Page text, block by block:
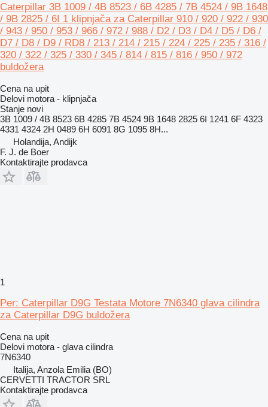
Caterpillar 3B 1009 / 4B 8523 / 6B 4285 / 7B 4524 / 9B 1648
/ 9B 2825 / 6I 1 klipnjača za Caterpillar 910 / 920 / 922 / 930
/ 943 / 950 / 953 / 966 / 972 / 988 / D2 / D3 / D4 / D5 / D6 /
D7 / D8 / D9 / RD8 / 213 / 214 / 215 / 224 / 225 / 235 / 316 /
320 / 322 / 325 / 330 / 345 / 814 / 815 / 816 / 950 / 972
buldožera
Cena na upit
Delovi motora - klipnjača
Stanje novi
3B 1009 / 4B 8523 6B 4285 7B 4524 9B 1648 2825 6I 1241 6F 4323
4331 4324 2H 0489 6H 6091 8G 1095 8H...
Holandija, Andijk
F. J. de Boer
Kontaktirajte prodavca
1
Per: Caterpillar D9G Testata Motore 7N6340 glava cilindra
za Caterpillar D9G buldožera
Cena na upit
Delovi motora - glava cilindra
7N6340
Italija, Anzola Emilia (BO)
CERVETTI TRACTOR SRL
Kontaktirajte prodavca